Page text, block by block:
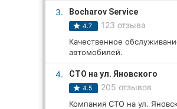
Рестораны
Все рубрики
3. Bocharov Service
4.7 123 отзыва
Качественное
автомобилей.
4. СТО на ул. Яновского
4.5 205 отзывов
Компания СТО на ул.